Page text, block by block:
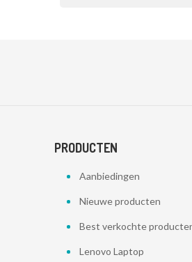
PRODUCTEN
Aanbiedingen
Nieuwe producten
Best verkochte
Lenovo Laptop